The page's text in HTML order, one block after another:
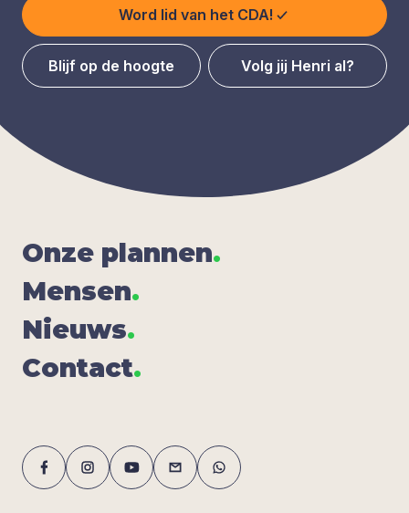
Word lid van het CDA!
Blijf op de hoogte Volg jij Henri al?
Onze plan­nen.
Men­sen.
Nieuws.
Con­tact.